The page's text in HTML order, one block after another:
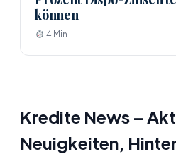
können
4 Min.
Kredite News –
Neuigkeiten,